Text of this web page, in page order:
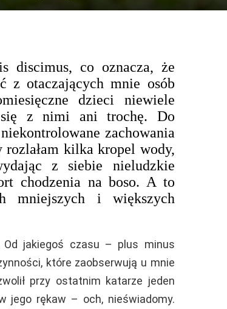
discimus, co oznacza, że
z otaczających mnie osób
dzieci niewiele
się z nimi ani trochę. Do
zachowania
kilka kropel wody,
z siebie nieludzkie
chodzenia na boso. A to
mniejszych i większych
Od jakiegoś czasu – plus minus
które zaobserwują u mnie
przy ostatnim katarze jeden
jego rękaw – och, nieświadomy.